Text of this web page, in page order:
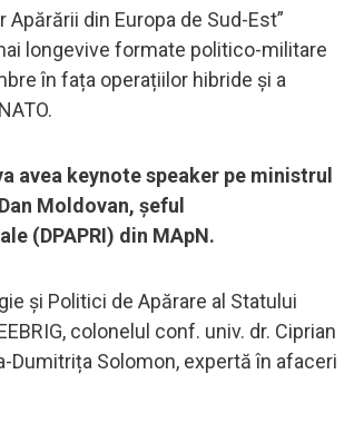
din Europa de Sud-Est”
longevive formate politico-militare
în fața operațiilor hibride și a
avea keynote speaker pe ministrul
Moldovan, șeful
(DPAPRI) din MApN.
și Politici de Apărare al Statului
colonelul conf. univ. dr. Ciprian
Dumitrița Solomon, expertă în afaceri